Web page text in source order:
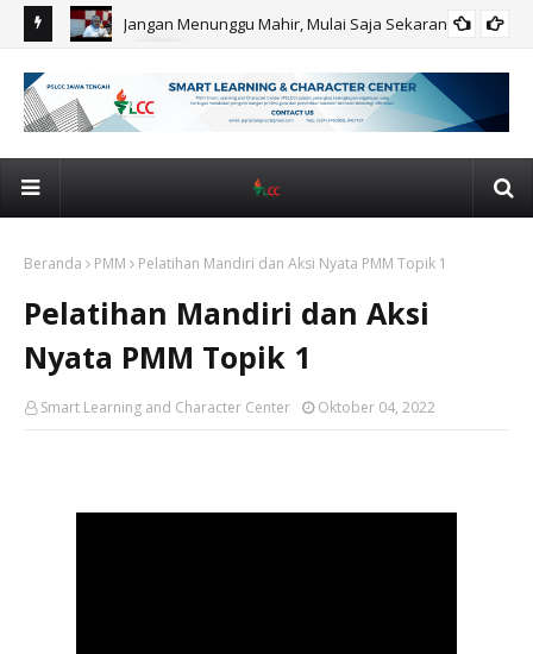
Jangan Menunggu Mahir, Mulai Saja Sekarang!
Beranda PMM Pelatihan Mandiri dan Aksi Nyata PMM Topik 1
Pelatihan Mandiri dan Aksi
Nyata PMM Topik 1
Smart Learning and Character Center Oktober 04, 2022